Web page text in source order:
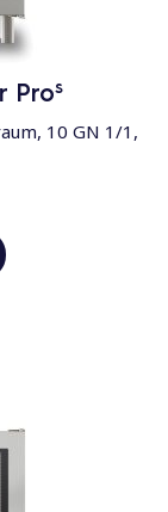
Pros
10 GN 1/1,